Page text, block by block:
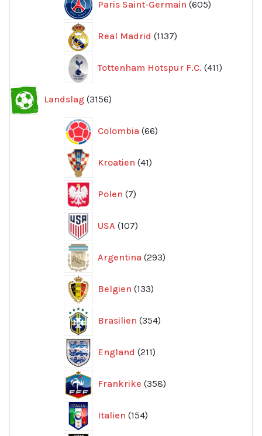
Paris Saint-Germain 605
produkter
Real Madrid 1137
produkter
Tottenham Hotspur F.C. 411
produkter
Landslag 3156
produkter
Colombia 66
produkter
Kroatien 41
produkter
Polen 7
produkter
USA 107
produkter
Argentina 293
produkter
Belgien 133
produkter
Brasilien 354
produkter
England 211
produkter
Frankrike 358
produkter
Italien 154
produkter